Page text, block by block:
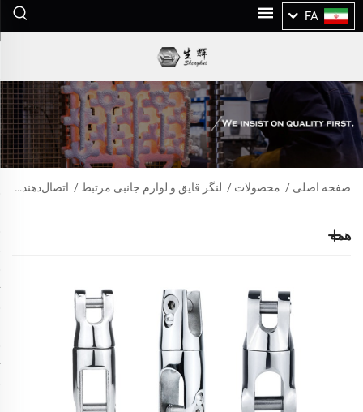
FA
صفحه اصلی / محصولات / لنگر قایق و لوازم جانبی مرتبط / اتصال‌دهنده لنگر
همه